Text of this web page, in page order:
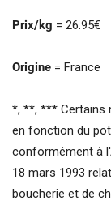
Prix/kg = 26.95€
Origine = France
*, **, *** Certains
en fonction du
conformément à
18 mars 1993
boucherie et de